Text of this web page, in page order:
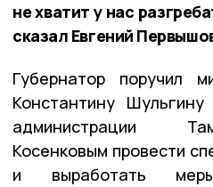
не хватит у нас
сказал Евгений
Губернатор поручил
Константину
администрации
Косенковым провести
и выработать